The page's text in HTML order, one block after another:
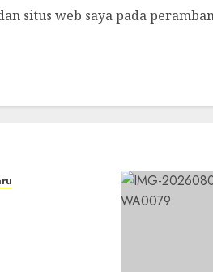
situs web saya pada